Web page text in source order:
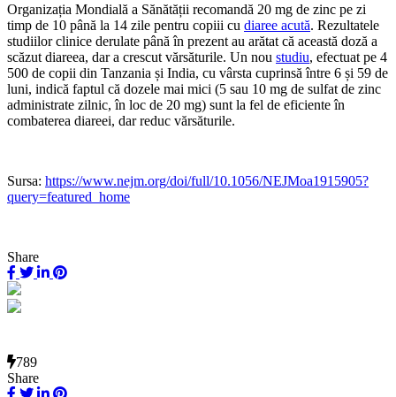
Organizația Mondială a Sănătății recomandă 20 mg de zinc pe zi
timp de 10 până la 14 zile pentru copiii cu diaree acută. Rezultatele
studiilor clinice derulate până în prezent au arătat că această doză a
scăzut diareea, dar a crescut vărsăturile. Un nou studiu, efectuat pe 4
500 de copii din Tanzania și India, cu vârsta cuprinsă între 6 și 59 de
luni, indică faptul că dozele mai mici (5 sau 10 mg de sulfat de zinc
administrate zilnic, în loc de 20 mg) sunt la fel de eficiente în
combaterea diareei, dar reduc vărsăturile.
Sursa: https://www.nejm.org/doi/full/10.1056/NEJMoa1915905?
query=featured_home
Share
789
Share